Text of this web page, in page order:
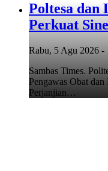
Poltesa dan
Perkuat
Rabu, 5 Agu 2026 -
Sambas Times.
Pengawas Obat
Perjanjian…